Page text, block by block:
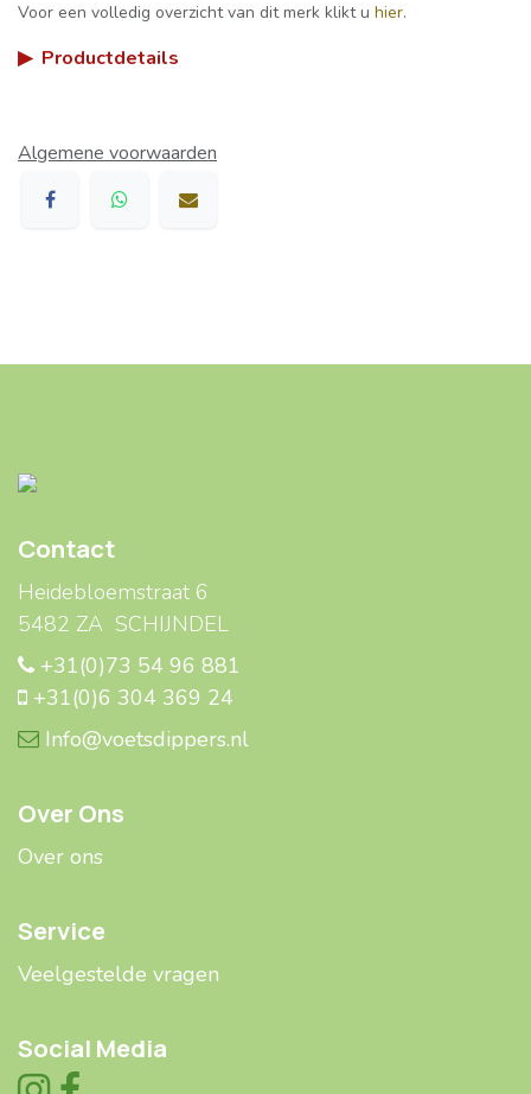
Voor een volledig overzicht van dit merk klikt u hier.
▶ Productdetails
Algemene voorwaarden
Contact
Heidebloemstraat 6
5482 ZA SCHIJNDEL
+31(0)73 54 96 881
+31(0)6 304 369 24
Info@voetsdippers.nl
Over Ons
Over ons
Service
Veelgestelde ​​vragen
Social Media